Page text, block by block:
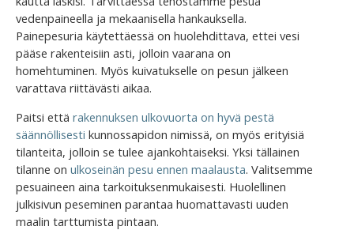
vedenpaineella ja mekaanisella hankauksella.
Painepesuria käytettäessä on huolehdittava, ettei vesi
pääse rakenteisiin asti, jolloin vaarana on
homehtuminen. Myös kuivatukselle on pesun jälkeen
varattava riittävästi aikaa.
Paitsi että rakennuksen ulkovuorta on hyvä pestä
säännöllisesti kunnossapidon nimissä, on myös erityisiä
tilanteita, jolloin se tulee ajankohtaiseksi. Yksi tällainen
tilanne on ulkoseinän pesu ennen maalausta. Valitsemme
pesuaineen aina tarkoituksenmukaisesti. Huolellinen
julkisivun peseminen parantaa huomattavasti uuden
maalin tarttumista pintaan.